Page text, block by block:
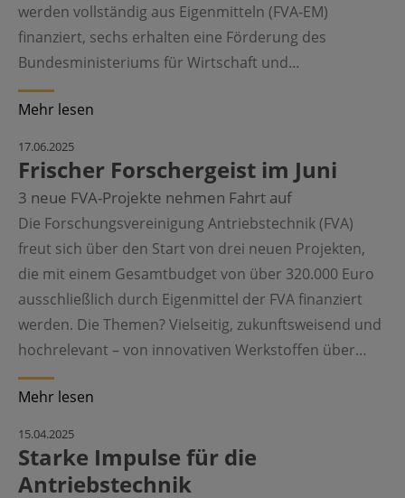
werden vollständig aus Eigenmitteln (FVA‑EM)
finanziert, sechs erhalten eine Förderung des
Bundesministeriums für Wirtschaft und…
Mehr lesen
17.06.2025
Frischer Forschergeist im Juni
3 neue FVA-Projekte nehmen Fahrt auf
Die Forschungsvereinigung Antriebstechnik (FVA)
freut sich über den Start von drei neuen Projekten,
die mit einem Gesamtbudget von über 320.000 Euro
ausschließlich durch Eigenmittel der FVA finanziert
werden. Die Themen? Vielseitig, zukunftsweisend und
hochrelevant – von innovativen Werkstoffen über…
Mehr lesen
15.04.2025
Starke Impulse für die
Antriebstechnik